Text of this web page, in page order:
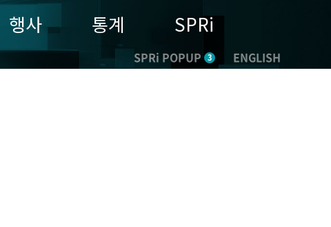
행사 통계 SPRi
SPRi POPUP 3 ENGLISH